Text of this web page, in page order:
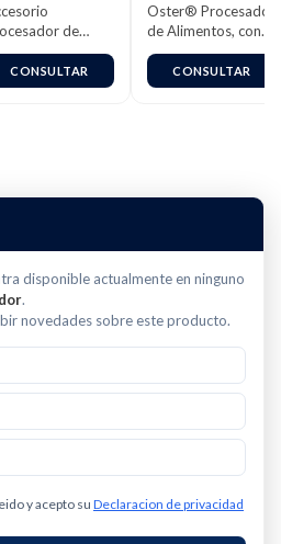
de
Oster®
W00
CONSULTAR
Oster® Procesador
de Alimentos, con
Motor Potente, 2
velocidades +
Turbo, Negro,
CONSULTAR
disponible actualmente en ninguno
.
novedades sobre este producto.
y acepto suDeclaracion de privacidad